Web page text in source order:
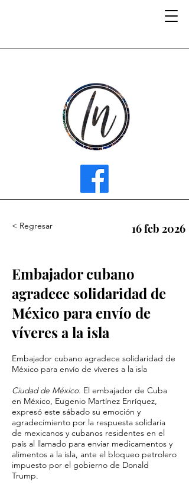
< Regresar 16 feb 2026
Embajador cubano
agradece solidaridad de
México para envío de
víveres a la isla
Embajador cubano agradece solidaridad de
México para envío de víveres a la isla
Ciudad de México. El embajador de Cuba
en México, Eugenio Martínez Enríquez,
expresó este sábado su emoción y
agradecimiento por la respuesta solidaria
de mexicanos y cubanos residentes en el
país al llamado para enviar medicamentos y
alimentos a la isla, ante el bloqueo petrolero
impuesto por el gobierno de Donald
Trump.